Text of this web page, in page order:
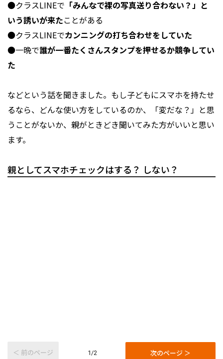
●クラスLINEで 「みんなで裸の写真送り合わない？」と
いう誘いが来たことがある
●クラスLINEでカンニングの打ち合わせをしていた
●一晩で誰が一番たくさんスタンプを押せるか競争してい
た
などという話を聞きました。もし子どもにスマホを持たせ
るなら、どんな使い方をしているのか、「変だな？」と思
うことがないか、親がときどき聞いてみた方がいいと思い
ます。
親としてスマホチェックはする？ しない？
＜ 前のページ 1/2 次のページ ＞